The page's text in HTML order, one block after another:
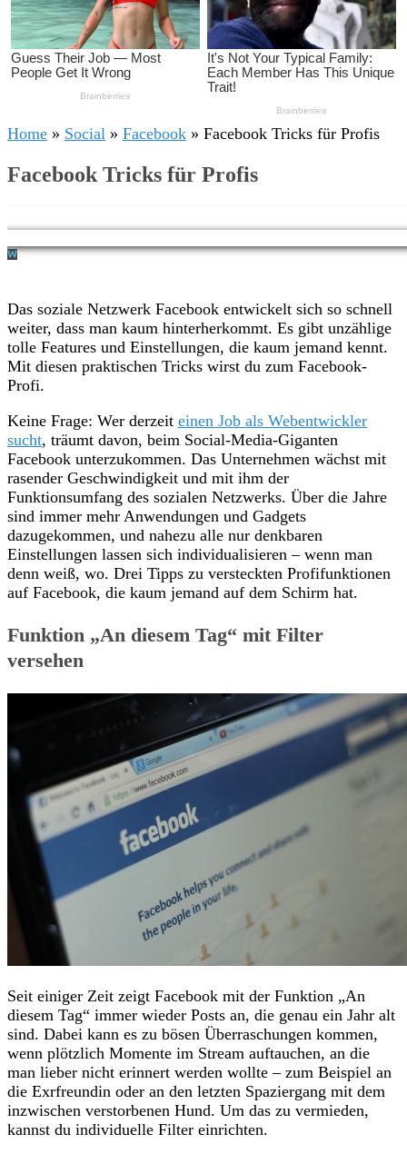
Home » Social » Facebook » Facebook Tricks für Profis
Facebook Tricks für Profis
Das soziale Netzwerk Facebook entwickelt sich so schnell
weiter, dass man kaum hinterherkommt. Es gibt unzählige
tolle Features und Einstellungen, die kaum jemand kennt.
Mit diesen praktischen Tricks wirst du zum Facebook-
Profi.
Keine Frage: Wer derzeit einen Job als Webentwickler
sucht, träumt davon, beim Social-Media-Giganten
Facebook unterzukommen. Das Unternehmen wächst mit
rasender Geschwindigkeit und mit ihm der
Funktionsumfang des sozialen Netzwerks. Über die Jahre
sind immer mehr Anwendungen und Gadgets
dazugekommen, und nahezu alle nur denkbaren
Einstellungen lassen sich individualisieren – wenn man
denn weiß, wo. Drei Tipps zu versteckten Profifunktionen
auf Facebook, die kaum jemand auf dem Schirm hat.
Funktion „An diesem Tag“ mit Filter
versehen
Seit einiger Zeit zeigt Facebook mit der Funktion „An
diesem Tag“ immer wieder Posts an, die genau ein Jahr alt
sind. Dabei kann es zu bösen Überraschungen kommen,
wenn plötzlich Momente im Stream auftauchen, an die
man lieber nicht erinnert werden wollte – zum Beispiel an
die Exrfreundin oder an den letzten Spaziergang mit dem
inzwischen verstorbenen Hund. Um das zu vermieden,
kannst du individuelle Filter einrichten.